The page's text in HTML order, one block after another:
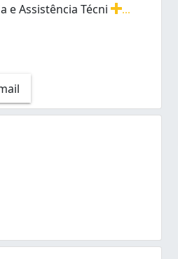
e Assistência Técni
e Assistência Técnica em,